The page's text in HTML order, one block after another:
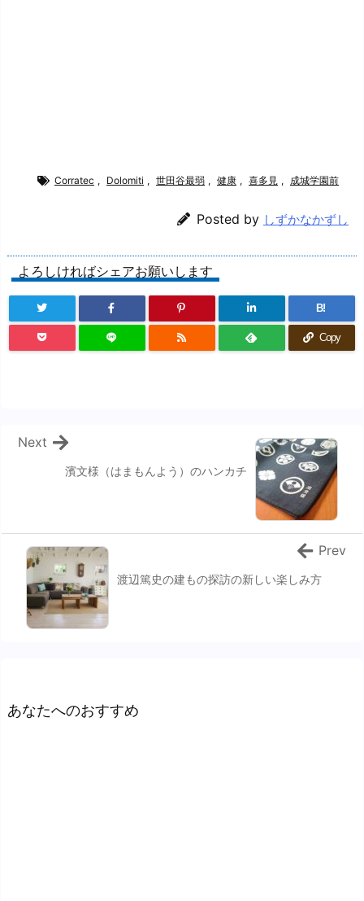
Corratec , Dolomiti , 世田谷最弱 , 健康 , 喜多見 , 成城学園前
Posted by しずかなかずし
よろしければシェアお願いします
B!
Copy
濱文様（はまもんよう）のハンカチ
Next
渡辺篤史の建もの探訪の新しい楽しみ方
Prev
あなたへのおすすめ